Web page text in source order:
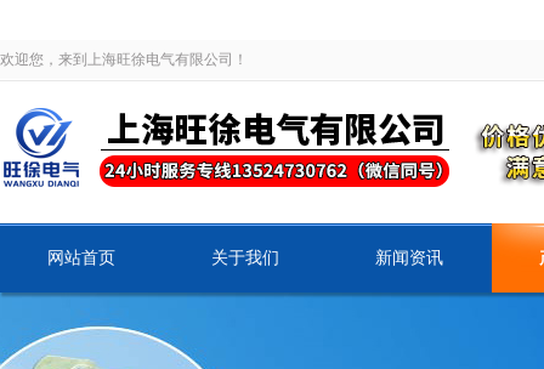
欢迎您，来到上海旺徐电气有限公司！
网站首页 关于我们 新闻资讯